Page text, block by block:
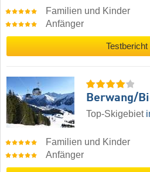
Familien und Kinder
Anfänger
Testbericht
Berwang/​
Top-Skigebiet
Familien und Kinder
Anfänger